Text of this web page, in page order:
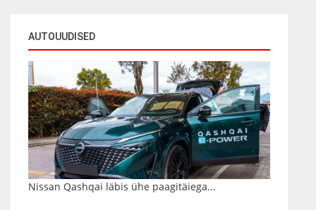
AUTOUUDISED
Nissan Qashqai läbis ühe paagitäiega...